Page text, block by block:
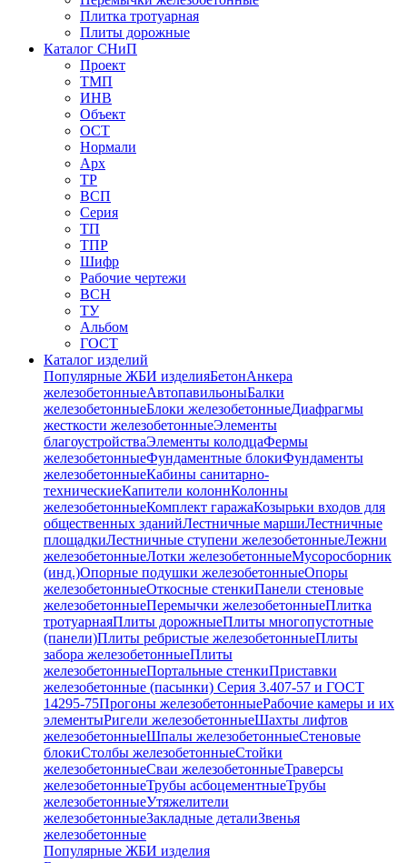
Плитка тротуарная
Плиты дорожные
Каталог СНиП
Проект
ТМП
ИНВ
Объект
ОСТ
Нормали
Арх
ТР
ВСП
Серия
ТП
ТПР
Шифр
Рабочие чертежи
ВСН
ТУ
Альбом
ГОСТ
Каталог изделий
Популярные ЖБИ изделияБетонАнкера
железобетонныеАвтопавильоныБалки
железобетонныеБлоки железобетонныеДиафрагмы
жесткости железобетонныеЭлементы
благоустройстваЭлементы колодцаФермы
железобетонныеФундаментные блокиФундаменты
железобетонныеКабины санитарно-
техническиеКапители колоннКолонны
железобетонныеКомплект гаражаКозырьки входов для
общественных зданийЛестничные маршиЛестничные
площадкиЛестничные ступени железобетонныеЛежни
железобетонныеЛотки железобетонныеМусоросборник
(инд.)Опорные подушки железобетонныеОпоры
железобетонныеОткосные стенкиПанели стеновые
железобетонныеПеремычки железобетонныеПлитка
тротуарнаяПлиты дорожныеПлиты многопустотные
(панели)Плиты ребристые железобетонныеПлиты
забора железобетонныеПлиты
железобетонныеПортальные стенкиПриставки
железобетонные (пасынки) Серия 3.407-57 и ГОСТ
14295-75Прогоны железобетонныеРабочие камеры и их
элементыРигели железобетонныеШахты лифтов
железобетонныеШпалы железобетонныеСтеновые
блокиСтолбы железобетонныеСтойки
железобетонныеСваи железобетонныеТраверсы
железобетонныеТрубы асбоцементныеТрубы
железобетонныеУтяжелители
железобетонныеЗакладные деталиЗвенья
железобетонные
Популярные ЖБИ изделия